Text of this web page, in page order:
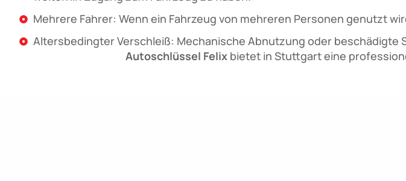
Mehrere Fahrer: Wenn ein Fahrzeug von mehreren Personen genutzt
Altersbedingter Verschleiß: Mechanische Abnutzung oder
Autoschlüssel Felixbietet in Stuttgart eine